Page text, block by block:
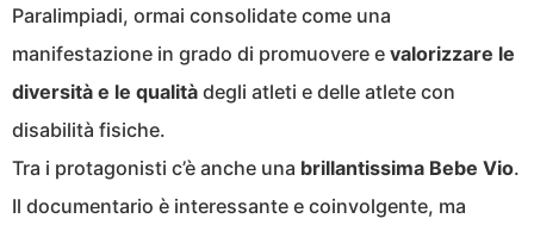
Paralimpiadi, ormai consolidate come una
manifestazione in grado di promuovere e valorizzare le
diversità e le qualità degli atleti e delle atlete con
disabilità fisiche.
Tra i protagonisti c’è anche una brillantissima Bebe Vio.
Il documentario è interessante e coinvolgente, ma